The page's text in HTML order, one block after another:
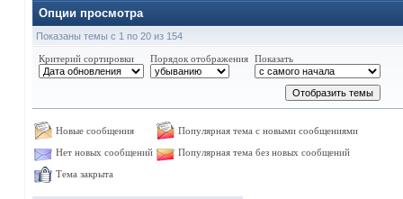
Опции просмотра
Показаны темы с 1 по 20 из 154
Критерий сортировки Порядок отображения Показать
Новые сообщения
Популярная тема с новыми сообщениями
Нет новых сообщений
Популярная тема без новых сообщений
Тема закрыта